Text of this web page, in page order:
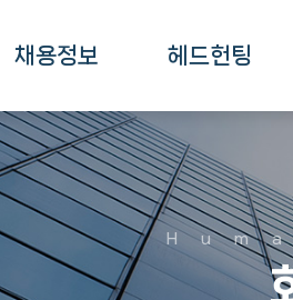
채용정보
채용정보
채용정보 검색
헤드헌팅
구인의뢰
서비스소개